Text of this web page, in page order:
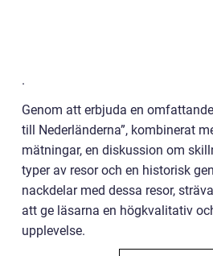
.
Genom att erbjuda en
till Nederländerna”, kombinerat
mätningar, en diskussion om
typer av resor och en historisk
nackdelar med dessa resor,
att ge läsarna en högkvalitativ
upplevelse.